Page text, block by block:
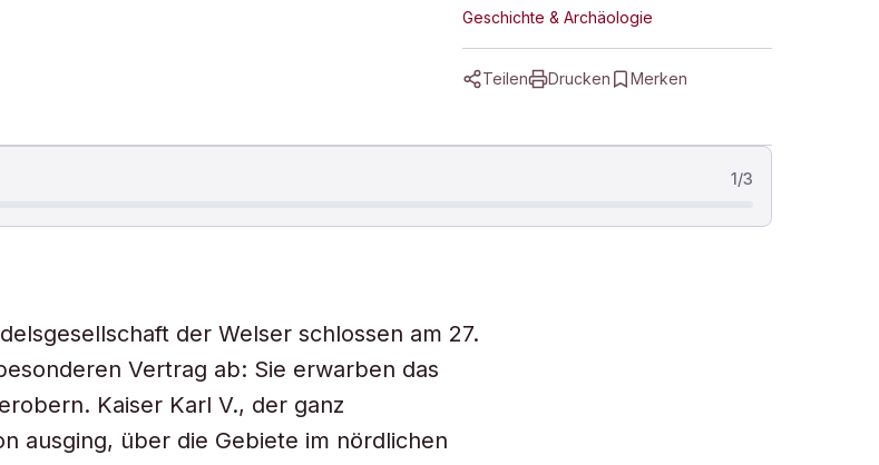
Geschichte & Archäologie
Teilen Drucken Merken
1/3
der Welser schlossen am 27.
Vertrag ab: Sie erwarben das
Kaiser Karl V., der ganz
ausging, über die Gebiete im nördlichen